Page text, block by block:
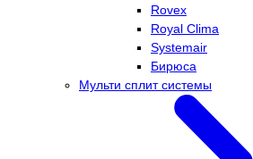
Rovex
Royal Clima
Systemair
Бирюса
Мульти сплит системы